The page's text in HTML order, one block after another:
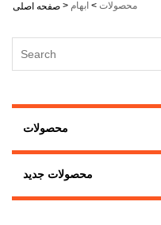
صفحه اصلی > محصولات > ابهام
محصولات
محصولات جدید